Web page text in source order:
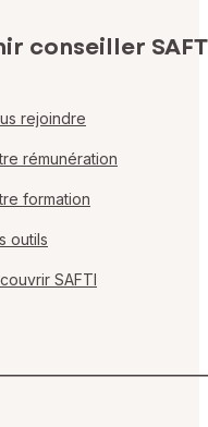
conseiller
rejoindre
rémunération
formation
outils
SAFTI